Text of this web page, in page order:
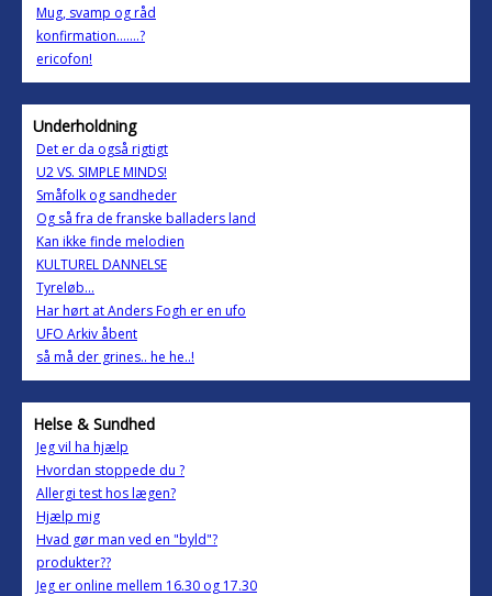
Mug, svamp og råd
konfirmation.......?
ericofon!
Underholdning
Det er da også rigtigt
U2 VS. SIMPLE MINDS!
Småfolk og sandheder
Og så fra de franske balladers land
Kan ikke finde melodien
KULTUREL DANNELSE
Tyreløb...
Har hørt at Anders Fogh er en ufo
UFO Arkiv åbent
så må der grines.. he he..!
Helse & Sundhed
Jeg vil ha hjælp
Hvordan stoppede du ?
Allergi test hos lægen?
Hjælp mig
Hvad gør man ved en "byld"?
produkter??
Jeg er online mellem 16.30 og 17.30